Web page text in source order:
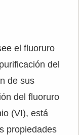
el fluoruro
del
de sus
del fluoruro
(VI), está
propiedades